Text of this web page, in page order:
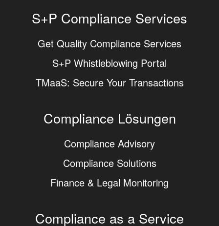
S+P Compliance Services
Get Quality Compliance Services
S+P Whistleblowing Portal
TMaaS: Secure Your Transactions
Compliance Lösungen
Compliance Advisory
Compliance Solutions
Finance & Legal Monitoring
Compliance as a Service